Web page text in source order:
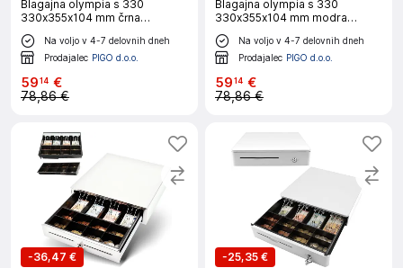
Blagajna olympia s 330
330x355x104 mm črna
947990109
Na voljo v 4-7 delovnih dneh
Prodajalec PIGO d.o.o.
5914 €
78,86 €
Blagajna olympia s 330
330x355x104 mm modra
947990119
Na voljo v 4-7 delovnih dneh
Prodajalec PIGO d.o.o.
5914 €
78,86 €
-36,47 €
-25,35 €